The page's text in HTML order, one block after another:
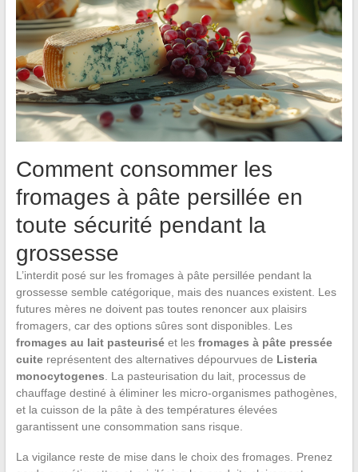
Comment consommer les
fromages à pâte persillée en
toute sécurité pendant la
grossesse
L’interdit posé sur les fromages à pâte persillée pendant la
grossesse semble catégorique, mais des nuances existent. Les
futures mères ne doivent pas toutes renoncer aux plaisirs
fromagers, car des options sûres sont disponibles. Les
fromages au lait pasteuriséet les fromages à pâte pressée
cuitereprésentent des alternatives dépourvues de Listeria
monocytogenes . La pasteurisation du lait, processus de
chauffage destiné à éliminer les micro-organismes pathogènes,
et la cuisson de la pâte à des températures élevées
garantissent une consommation sans risque.
La vigilance reste de mise dans le choix des fromages. Prenez